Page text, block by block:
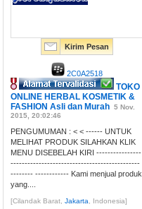
Kirim Pesan
2C0A2518
TOKO
ONLINE HERBAL KOSMETIK &
FASHION Asli dan Murah 5 Nov.
2015, 20:02:46
PENGUMUMAN : < < ------ UNTUK
MELIHAT PRODUK SILAHKAN KLIK
MENU DISEBELAH KIRI ----------------
----------------------------------------------
-------- ------------ Kami menjual produk
yang....
[Cilandak Barat,Jakarta , Indonesia]